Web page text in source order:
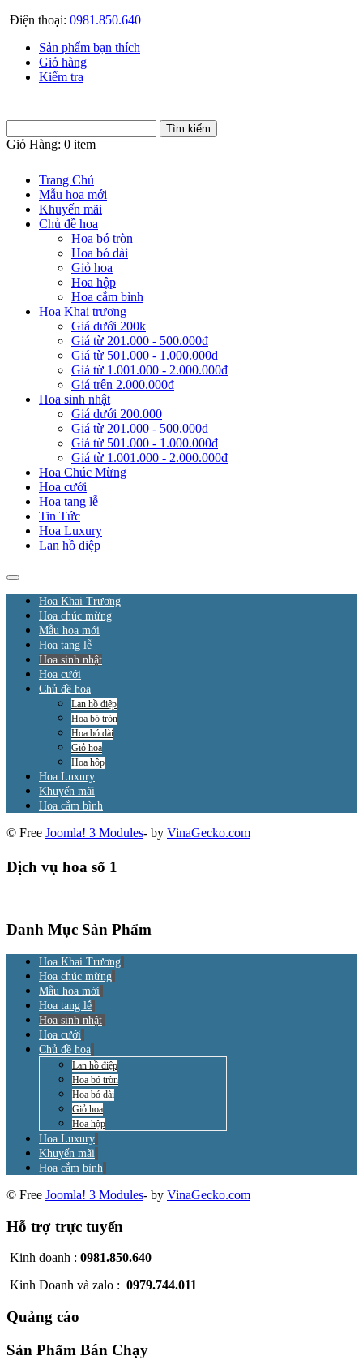
Điện thoại: 0981.850.640
Sản phẩm bạn thích
Giỏ hàng
Kiểm tra
Giỏ Hàng: 0 item
Trang Chủ
Mẫu hoa mới
Khuyến mãi
Chủ đề hoa
Hoa bó tròn
Hoa bó dài
Giỏ hoa
Hoa hộp
Hoa cắm bình
Hoa Khai trương
Giá dưới 200k
Giá từ 201.000 - 500.000đ
Giá từ 501.000 - 1.000.000đ
Giá từ 1.001.000 - 2.000.000đ
Giá trên 2.000.000đ
Hoa sinh nhật
Giá dưới 200.000
Giá từ 201.000 - 500.000đ
Giá từ 501.000 - 1.000.000đ
Giá từ 1.001.000 - 2.000.000đ
Hoa Chúc Mừng
Hoa cưới
Hoa tang lễ
Tin Tức
Hoa Luxury
Lan hồ điệp
Hoa Khai Trương
Hoa chúc mừng
Mẫu hoa mới
Hoa tang lễ
Hoa sinh nhật
Hoa cưới
Chủ đề hoa
Lan hồ điệp
Hoa bó tròn
Hoa bó dài
Giỏ hoa
Hoa hộp
Hoa Luxury
Khuyến mãi
Hoa cắm bình
© Free Joomla! 3 Modules- by VinaGecko.com
Dịch vụ hoa số 1
Danh Mục Sản Phẩm
Hoa Khai Trương
Hoa chúc mừng
Mẫu hoa mới
Hoa tang lễ
Hoa sinh nhật
Hoa cưới
Chủ đề hoa
Lan hồ điệp
Hoa bó tròn
Hoa bó dài
Giỏ hoa
Hoa hộp
Hoa Luxury
Khuyến mãi
Hoa cắm bình
© Free Joomla! 3 Modules- by VinaGecko.com
Hỗ trợ trực tuyến
Kinh doanh : 0981.850.640
Kinh Doanh và zalo : 0979.744.011
Quảng cáo
Sản Phẩm Bán Chạy